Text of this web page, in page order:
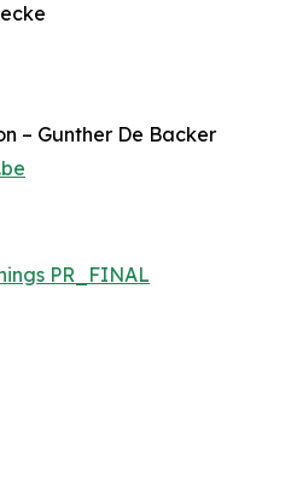
– Gunther De Backer
PR_FINAL